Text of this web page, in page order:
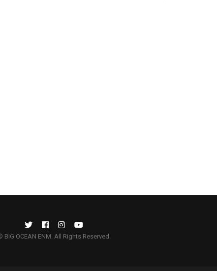
BIG OCEAN ENM. All Rights Reserved.